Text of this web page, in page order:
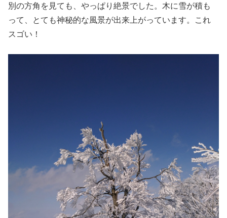
別の方角を見ても、やっぱり絶景でした。木に雪が積も
って、とても神秘的な風景が出来上がっています。これ
スゴい！